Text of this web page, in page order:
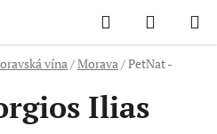
Hledat
KOŠÍK
vína/Morava/PetNat -
Ilias